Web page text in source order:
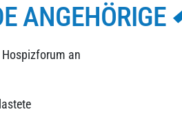
ANGEHÖRIGE
Hospizforum an